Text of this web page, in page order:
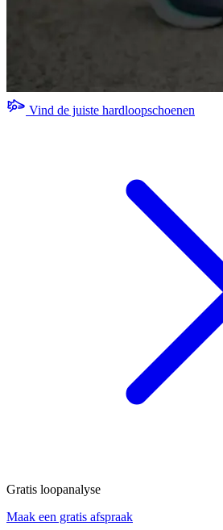
Vind de juiste hardloopschoenen
Gratis loopanalyse
Maak een gratis afspraak